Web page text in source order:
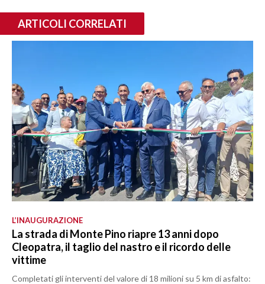
ARTICOLI CORRELATI
L’INAUGURAZIONE
La strada di Monte Pino riapre 13 anni dopo
Cleopatra, il taglio del nastro e il ricordo delle
vittime
Completati gli interventi del valore di 18 milioni su 5 km di asfalto: